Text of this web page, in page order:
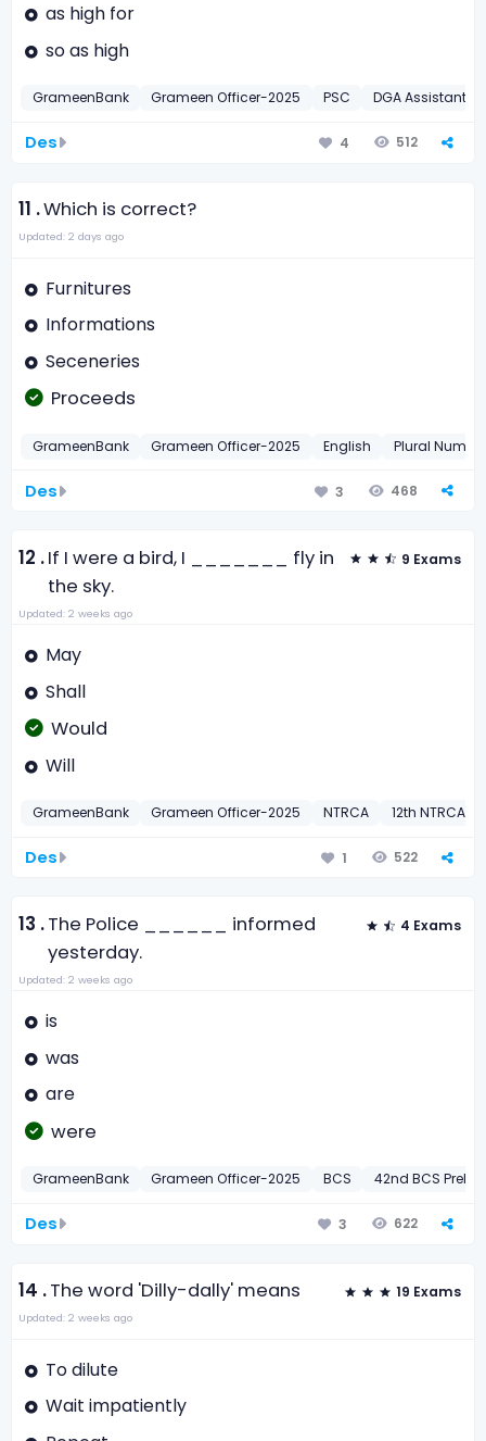
as high for
so as high
GrameenBank Grameen Officer-2025 PSC DGA Assistant
Des 4 512
11 .Which is correct?
Updated: 2 days ago
Furnitures
Informations
Seceneries
Proceeds
GrameenBank Grameen Officer-2025 English Plural
Des 3 468
12 .If I were a bird, I _______ fly in
the sky.
9 Exams
Updated: 2 weeks ago
May
Shall
Would
Will
GrameenBank Grameen Officer-2025 NTRCA 12th NTRCA -
Des 1 522
13 .The Police ______ informed
yesterday.
4 Exams
Updated: 2 weeks ago
is
was
are
were
GrameenBank Grameen Officer-2025 BCS 42nd BCS Preli-
Des 3 622
14 .The word 'Dilly-dally' means 19 Exams
Updated: 2 weeks ago
To dilute
Wait impatiently